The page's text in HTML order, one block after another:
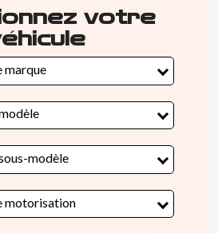
votre
marque
modèle
motorisation